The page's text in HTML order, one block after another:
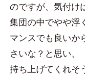
のですが、気付け
集団の中でやや浮
マンスでも良いか
さいな？と思い、
持ち上げてくれそ